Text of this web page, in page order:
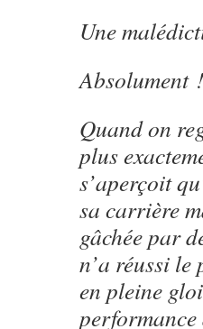
Une
Absolument !
Quand on
plus
s’aperçoit
sa carrière
gâchée par
n’a réussi
en pleine